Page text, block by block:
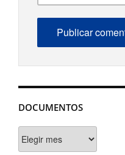
DOCUMENTOS